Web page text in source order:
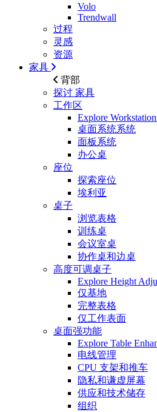
Volo
Trendwall
过程
灵感
资源
家具
背部
探讨 家具
工作区
Explore
桌面系统系统
面板系统
办公桌
座位
探索座位
埃利亚
桌子
浏览表格
训练桌
会议室桌
协作桌和边桌
高度可调桌子
Explore Height
仅基地
完整表格
仅工作表面
桌面强功能
Explore Table
电线管理
CPU 支架和推车
隐私和谦虚屏幕
供应和技术储存
组织